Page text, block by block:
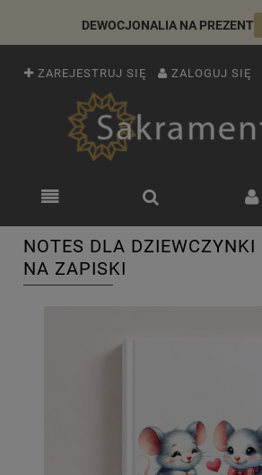
DEWOCJONALIA NA PREZENT
ZAREJESTRUJ SIĘ ZALOGUJ SIĘ
NOTES DLA
NA ZAPISKI